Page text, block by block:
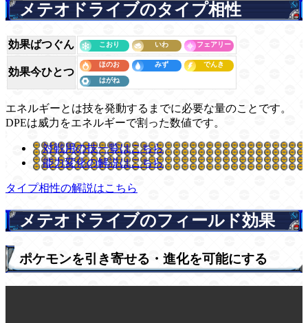
メテオドライブのタイプ相性
効果ばつぐん
効果今ひとつ
エネルギーとは技を発動するまでに必要な量のことです。
DPEは威力をエネルギーで割った数値です。
対戦用の技一覧はこちら
能力変化の解説はこちら
タイプ相性の解説はこちら
メテオドライブのフィールド効果
ポケモンを引き寄せる・進化を可能にする